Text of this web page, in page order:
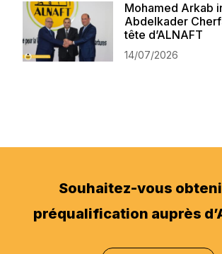
Mohamed Arkab
Abdelkader
tête d’ALNAFT
14/07/2026
Souhaitez-vous
préqualification auprès